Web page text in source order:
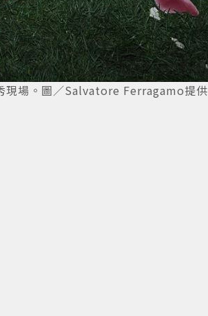
場。圖／Salvatore Ferragamo提供